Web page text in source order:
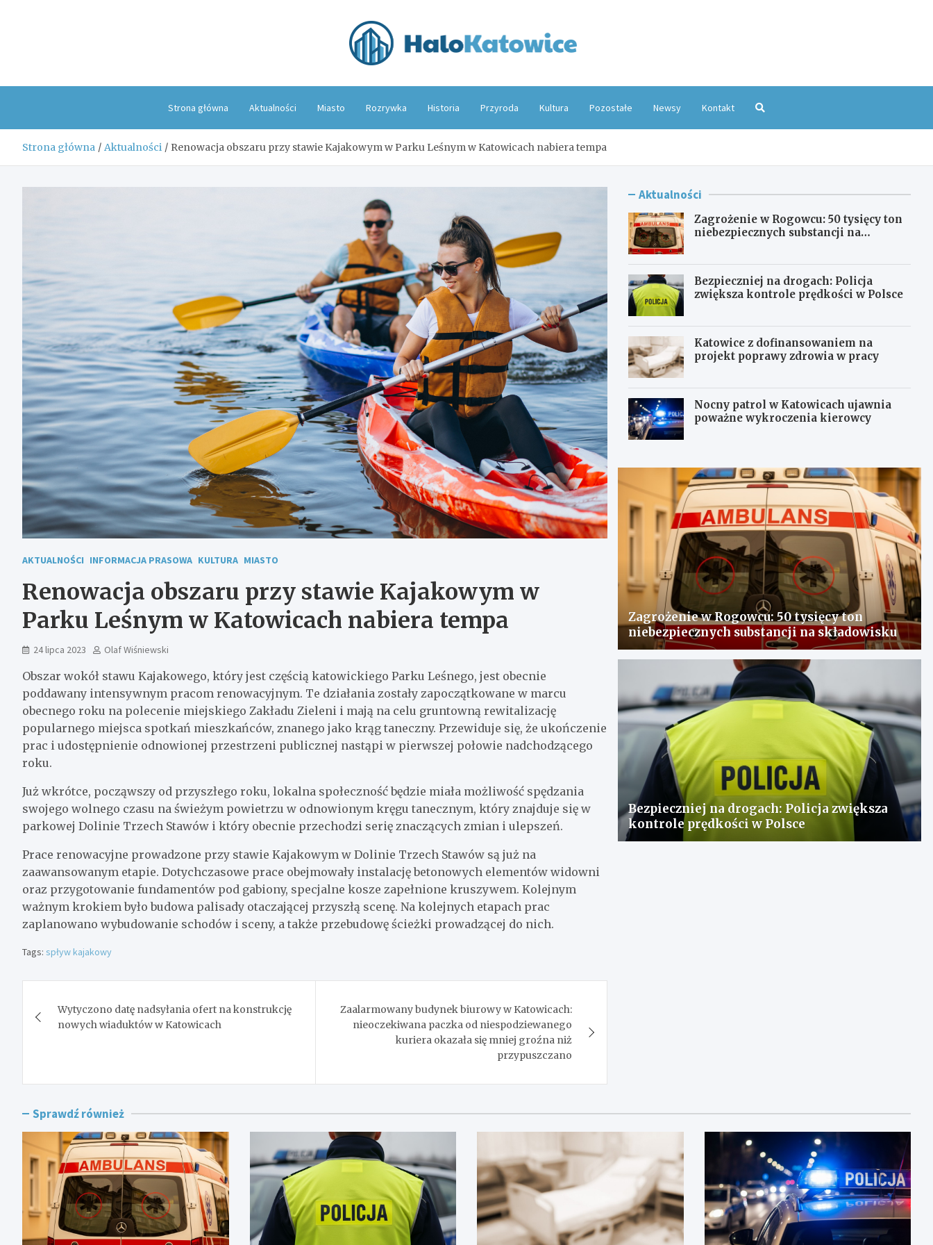
Strona główna Aktualności Miasto Rozrywka Historia Przyroda Kultura Pozostałe Newsy Kontakt
Strona główna Aktualności Renowacja obszaru przy stawie Kajakowym w Parku Leśnym w Katowicach nabiera tempa
AKTUALNOŚCI INFORMACJA PRASOWA KULTURA MIASTO
Renowacja obszaru przy stawie Kajakowym w
Parku Leśnym w Katowicach nabiera tempa
24 lipca 2023 Olaf Wiśniewski
Obszar wokół stawu Kajakowego, który jest częścią katowickiego Parku Leśnego, jest obecnie
poddawany intensywnym pracom renowacyjnym. Te działania zostały zapoczątkowane w marcu
obecnego roku na polecenie miejskiego Zakładu Zieleni i mają na celu gruntowną rewitalizację
popularnego miejsca spotkań mieszkańców, znanego jako krąg taneczny. Przewiduje się, że ukończenie
prac i udostępnienie odnowionej przestrzeni publicznej nastąpi w pierwszej połowie nadchodzącego
roku.
Już wkrótce, począwszy od przyszłego roku, lokalna społeczność będzie miała możliwość spędzania
swojego wolnego czasu na świeżym powietrzu w odnowionym kręgu tanecznym, który znajduje się w
parkowej Dolinie Trzech Stawów i który obecnie przechodzi serię znaczących zmian i ulepszeń.
Prace renowacyjne prowadzone przy stawie Kajakowym w Dolinie Trzech Stawów są już na
zaawansowanym etapie. Dotychczasowe prace obejmowały instalację betonowych elementów widowni
oraz przygotowanie fundamentów pod gabiony, specjalne kosze zapełnione kruszywem. Kolejnym
ważnym krokiem było budowa palisady otaczającej przyszłą scenę. Na kolejnych etapach prac
zaplanowano wybudowanie schodów i sceny, a także przebudowę ścieżki prowadzącej do nich.
Tags: spływ kajakowy
wpisu
Wytyczono datę nadsyłania ofert na konstrukcję
nowych wiaduktów w Katowicach
Zaalarmowany budynek biurowy w Katowicach:
nieoczekiwana paczka od niespodziewanego
kuriera okazała się mniej groźna niż
przypuszczano
Aktualności
Zagrożenie w Rogowcu: 50 tysięcy ton
niebezpiecznych substancji na
Bezpieczniej na drogach: Policja
zwiększa kontrole prędkości w Polsce
Katowice z dofinansowaniem na
projekt poprawy zdrowia w pracy
Nocny patrol w Katowicach ujawnia
poważne wykroczenia kierowcy
Zagrożenie w Rogowcu: 50 tysięcy ton
niebezpiecznych substancji na składowisku
Bezpieczniej na drogach: Policja zwiększa
kontrole prędkości w Polsce
Sprawdź również